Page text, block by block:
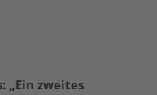
„Ein zweites